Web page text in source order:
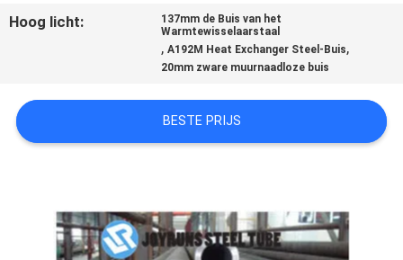
SITEMAP
PRIVACYBELEID
Hoog licht:
137mm de Buis van het
Warmtewisselaarstaal
,A192M Heat Exchanger Steel-Buis,
20mm zware muurnaadloze buis
BESTE PRIJS